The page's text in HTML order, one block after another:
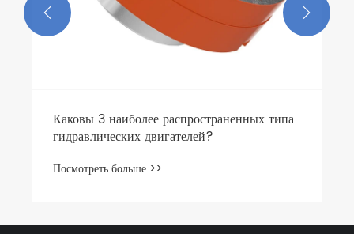
Каковы 3 наиболее распространенных типа
гидравлических двигателей?
Посмотреть больше >>
 